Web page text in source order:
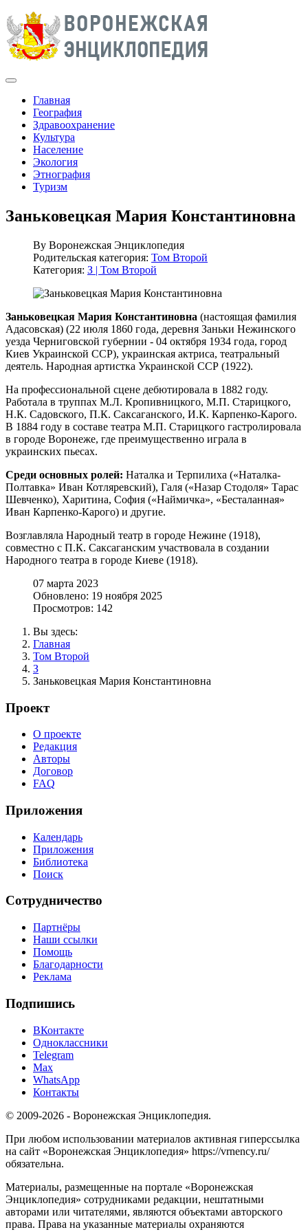
Главная
География
Здравоохранение
Культура
Население
Экология
Этнография
Туризм
Заньковецкая Мария Константиновна
By Воронежская Энциклопедия
Родительская категория: Том Второй
Категория: З | Том Второй
Заньковецкая Мария Константиновна (настоящая фамилия
Адасовская) (22 июля 1860 года, деревня Заньки Нежинского
уезда Черниговской губернии - 04 октября 1934 года, город
Киев Украинской ССР), украинская актриса, театральный
деятель. Народная артистка Украинской ССР (1922).
На профессиональной сцене дебютировала в 1882 году.
Работала в труппах M.Л. Кропивницкого, М.П. Старицкого,
Н.К. Садовского, П.К. Саксаганского, И.К. Карпенко-Карого.
В 1884 году в составе театра М.П. Старицкого гастролировала
в городе Воронеже, где преимущественно играла в
украинских пьесах.
Среди основных ролей: Наталка и Терпилиха («Наталка-
Полтавка» Иван Котляревский), Галя («Назар Стодоля» Тарас
Шевченко), Харитина, София («Наймичка», «Бесталанная»
Иван Карпенко-Карого) и другие.
Возглавляла Народный театр в городе Нежине (1918),
совместно с П.К. Саксаганским участвовала в создании
Народного театра в городе Киеве (1918).
07 марта 2023
Обновлено: 19 ноября 2025
Просмотров: 142
Вы здесь:
Главная
Том Второй
З
Заньковецкая Мария Константиновна
Проект
О проекте
Редакция
Авторы
Договор
FAQ
Приложения
Календарь
Приложения
Библиотека
Поиск
Сотрудничество
Партнёры
Наши ссылки
Помощь
Благодарности
Реклама
Подпишись
ВКонтакте
Одноклассники
Telegram
Max
WhatsApp
Контакты
© 2009-2026 - Воронежская Энциклопедия.
При любом использовании материалов активная гиперссылка
на сайт «Воронежская Энциклопедия» https://vrnency.ru/
обязательна.
Материалы, размещенные на портале «Воронежская
Энциклопедия» сотрудниками редакции, нештатными
авторами или читателями, являются объектами авторского
права. Права на указанные материалы охраняются